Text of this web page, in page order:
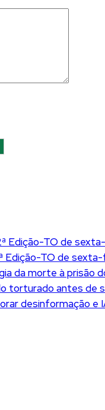
Edição-TO de
Edição-TO de
da morte à prisão
torturado antes de
desinformação e